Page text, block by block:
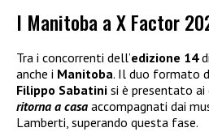
I Manitoba a X Factor
Tra i concorrenti dell’edizione 14di
anche i Manitoba. Il duo formato
Filippo Sabatini si è presentato ai
ritorna a casa accompagnati dai
Lamberti, superando questa fase.